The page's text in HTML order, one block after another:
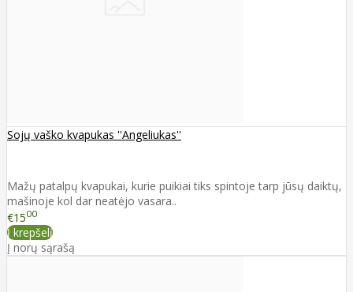
Sojų vaško kvapukas ''Angeliukas''
Mažų patalpų kvapukai, kurie puikiai tiks spintoje tarp jūsų daiktų,
mašinoje kol dar neatėjo vasara..
€1500
Į krepšelį
Į norų sąrašą